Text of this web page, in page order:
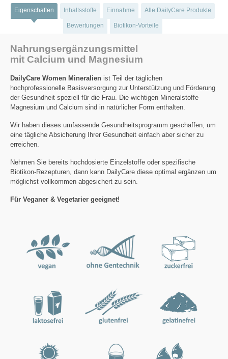
Eigenschaften Inhaltsstoffe Einnahme Alle DailyCare Produkte
Bewertungen Biotikon-Vorteile
Nahrungsergänzungsmittel
mit Calcium und Magnesium
DailyCare Women Mineralien ist Teil der täglichen
hochprofessionelle Basisversorgung zur Unterstützung und Förderung
der Gesundheit speziell für die Frau. Die wichtigen Mineralstoffe
Magnesium und Calcium sind in natürlicher Form enthalten.
Wir haben dieses umfassende Gesundheitsprogramm geschaffen, um
eine tägliche Absicherung Ihrer Gesundheit einfach aber sicher zu
erreichen.
Nehmen Sie bereits hochdosierte Einzelstoffe oder spezifische
Biotikon-Rezepturen, dann kann DailyCare diese optimal ergänzen um
möglichst vollkommen abgesichert zu sein.
Für Veganer & Vegetarier geeignet!